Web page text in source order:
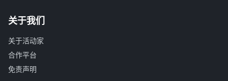
关于我们
关于活动家
合作平台
免责声明